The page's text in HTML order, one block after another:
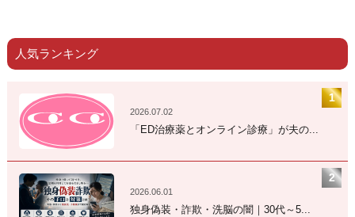
人気ランキング
2026.07.02
「ED治療薬とオンライン診療」が夫の...
2026.06.01
独身偽装・詐欺・洗脳の闇｜30代～5...